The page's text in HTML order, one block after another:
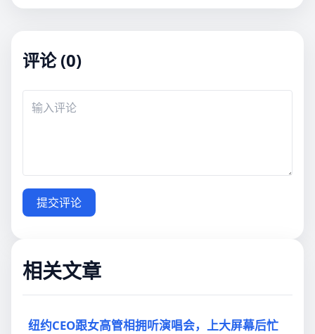
评论 (0)
提交评论
相关文章
纽约CEO跟女高管相拥听演唱会，上大屏幕后忙